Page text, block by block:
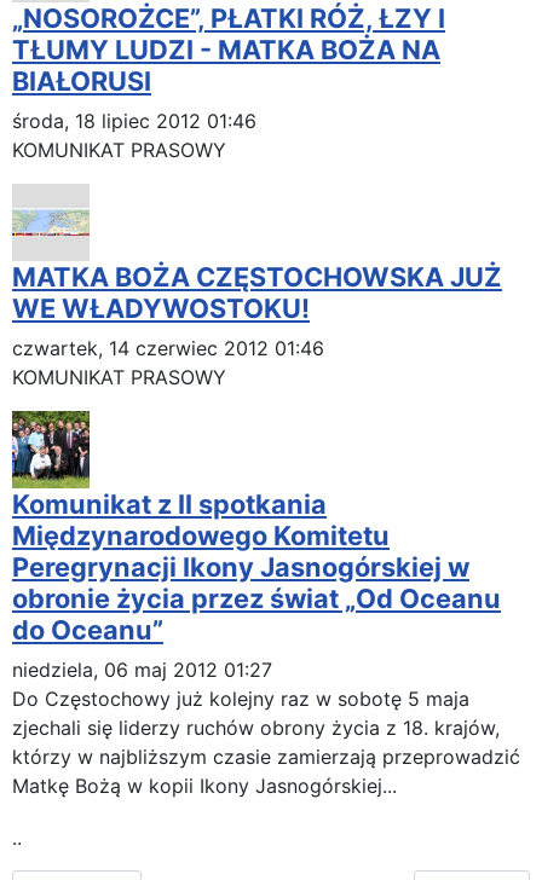
„NOSOROŻCE”, PŁATKI RÓŻ, ŁZY I
TŁUMY LUDZI - MATKA BOŻA NA
BIAŁORUSI
środa, 18 lipiec 2012 01:46
KOMUNIKAT PRASOWY
MATKA BOŻA CZĘSTOCHOWSKA JUŻ
WE WŁADYWOSTOKU!
czwartek, 14 czerwiec 2012 01:46
KOMUNIKAT PRASOWY
Komunikat z II spotkania
Międzynarodowego Komitetu
Peregrynacji Ikony Jasnogórskiej w
obronie życia przez świat „Od Oceanu
do Oceanu”
niedziela, 06 maj 2012 01:27
Do Częstochowy już kolejny raz w sobotę 5 maja
zjechali się liderzy ruchów obrony życia z 18. krajów,
którzy w najbliższym czasie zamierzają przeprowadzić
Matkę Bożą w kopii Ikony Jasnogórskiej...
..